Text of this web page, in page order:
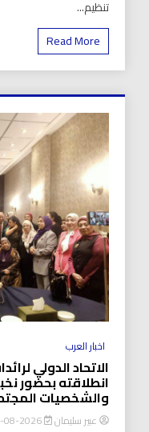
تنظيم...
Read More
اخبار العرب
الاتحاد الدولي
انطلاقته بحضور
والشخصيات
عبير سليمان 2026-08-06